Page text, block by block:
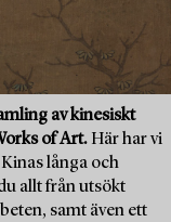
av kinesiskt
of Art. Här har vi
långa och
allt från utsökt
samt även ett